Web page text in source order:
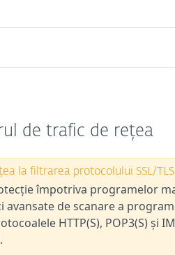
de trafic de rețea
la filtrarea protocolului SSL/TLS
împotriva programelor
de scanare a
HTTP(S), POP3(S) și